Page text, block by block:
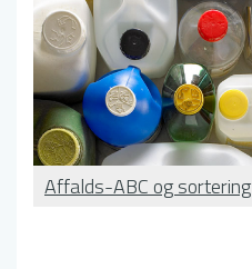
Affalds-ABC og sortering